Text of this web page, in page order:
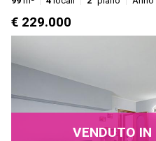
€ 229.000
VENDUTO